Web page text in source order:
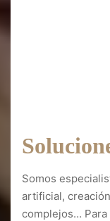
Somos
artificial,
complejos…